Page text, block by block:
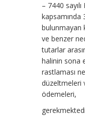
– 7440
bulunmayan
ve benzer
tutarlar
halinin sona
rastlaması
düzeltmeleri
ödemeleri,